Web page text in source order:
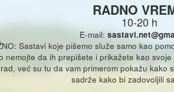
RADNO
10-20 h
E-mail:
Sastavi koje pišemo služe samo kao
nemojte da ih prepišete i prikažete kao
već su tu da vam primerom pokažu kako
sadrže kako bi zadovoljili